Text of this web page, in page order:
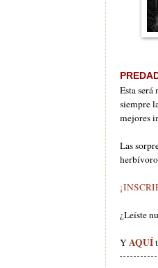
Esta
siempre
mejores
Las
¿Leíste
YAQUÍ